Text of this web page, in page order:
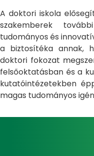
A doktori iskola
szakemberek
tudományos és
a biztosítéka annak,
doktori fokozat
felsőoktatásban és a
kutatóintézetekben
magas tudományos